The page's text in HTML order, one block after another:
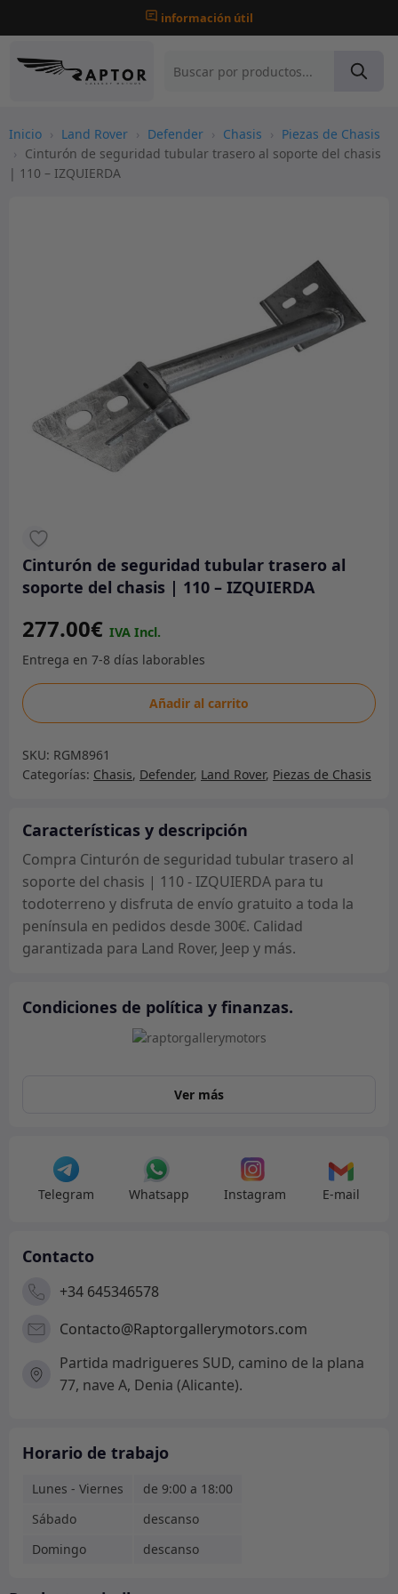
información útil
Inicio › Land Rover › Defender › Chasis › Piezas de Chasis
› Cinturón de seguridad tubular trasero al soporte del chasis
| 110 – IZQUIERDA
Cinturón de seguridad tubular trasero al
soporte del chasis | 110 – IZQUIERDA
277.00€
Cinturón
de
tubular
trasero
soporte
chasis
|
110
-
IZQUIERDA
Añadir al carrito
SKU: RGM8961
Categorías: Chasis, Defender, Land Rover, Piezas de Chasis
Características y descripción
Compra Cinturón de seguridad tubular trasero al
soporte del chasis | 110 - IZQUIERDA para tu
todoterreno y disfruta de envío gratuito a toda la
península en pedidos desde 300€. Calidad
garantizada para Land Rover, Jeep y más.
Condiciones de política y finanzas.
Ver más
Telegram Whatsapp Instagram E-mail
Contacto
+34 645346578
Contacto@Raptorgallerymotors.com
Partida madrigueres SUD, camino de la plana
77, nave A, Denia (Alicante).
Horario de trabajo
Lunes - Viernes
de 9:00 a 18:00
Sábado
descanso
Domingo
descanso